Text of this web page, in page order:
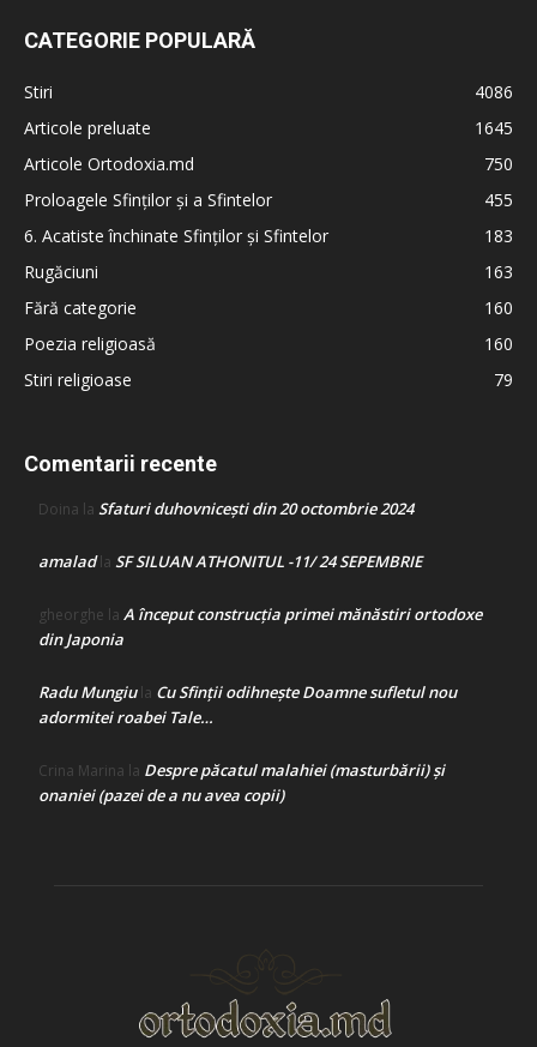
CATEGORIE POPULARĂ
Stiri
4086
Articole preluate
1645
Articole Ortodoxia.md
750
Proloagele Sfinților și a Sfintelor
455
6. Acatiste închinate Sfinților și Sfintelor
183
Rugăciuni
163
Fără categorie
160
Poezia religioasă
160
Stiri religioase
79
Comentarii recente
Doina la Sfaturi duhovnicești din 20 octombrie 2024
amaladla SF SILUAN ATHONITUL -11/ 24 SEPEMBRIE
gheorghe la A început construcţia primei mănăstiri ortodoxe
din Japonia
Radu Mungiula Cu Sfinții odihnește Doamne sufletul nou
adormitei roabei Tale…
Crina Marina la Despre păcatul malahiei (masturbării) şi
onaniei (pazei de a nu avea copii)